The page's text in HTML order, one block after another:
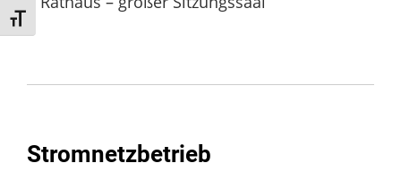
Schrift vergrößern
Stromnetzbetrieb